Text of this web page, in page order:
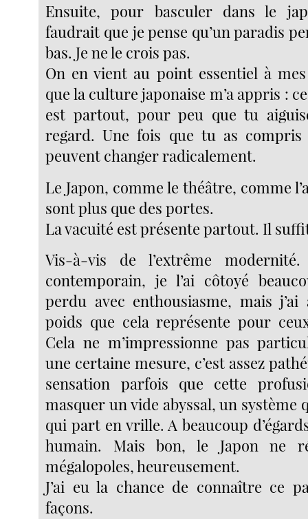
Ensuite, pour basculer dans le
faudrait que je pense qu’un paradis
bas. Je ne le crois pas.
On en vient au point essentiel à mes
que la culture japonaise m’a appris :
est partout, pour peu que tu
regard. Une fois que tu as compris
peuvent changer radicalement.
Le Japon, comme le théâtre, comme
sont plus que des portes.
La vacuité est présente partout. Il
Vis-à-vis de l’extrême
contemporain, je l’ai côtoyé
perdu avec enthousiasme, mais
poids que cela représente pour
Cela ne m’impressionne pas
une certaine mesure, c’est assez
sensation parfois que cette
masquer un vide abyssal, un système
qui part en vrille. A beaucoup
humain. Mais bon, le Japon ne
mégalopoles, heureusement.
J’ai eu la chance de connaître ce
façons.